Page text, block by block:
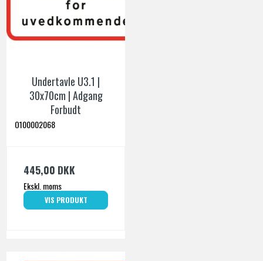
Undertavle U3.1 |
30x70cm | Adgang
Forbudt
O100002068
445,00 DKK
Ekskl. moms
VIS PRODUKT